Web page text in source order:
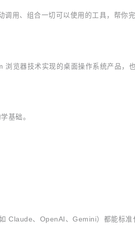
用、组合一切可以使用的工具，帮你完
览器技术实现的桌面操作系统产品，
基础。
Claude、OpenAI、Gemini）都能标